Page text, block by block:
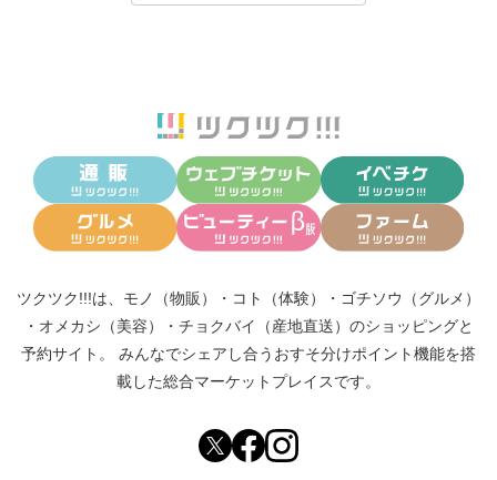
ツクツク!!!は、 モノ（物販） ・ コト（体験） ・ ゴチソウ（グルメ）
・ オメカシ（美容） ・ チョクバイ（産地直送） のショッピングと
予約サイト。
みんなでシェアし合う おすそ分けポイント機能を搭
載した総合マーケットプレイスです。